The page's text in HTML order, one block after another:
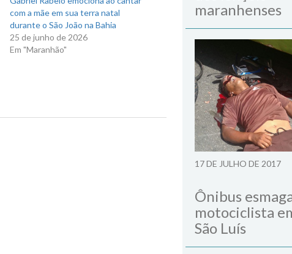
com a mãe em sua terra natal
durante o São João na Bahia
25 de junho de 2026
Em "Maranhão"
maranhenses
17 DE JULHO DE 2017
Ônibus
motociclista
São Luís